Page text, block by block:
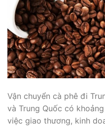
Vận chuyển cà phê đi
và Trung Quốc có
việc giao thương, kinh